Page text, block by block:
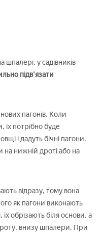
шпалері, у садівників
підв'язати
пагонів. Коли
їх потрібно буде
і дадуть бічні пагони,
на нижній дроті або на
відразу, тому вона
як пагони виконають
обрізають біля основи, а
внизу шпалери. При